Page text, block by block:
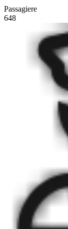
Passagiere
648